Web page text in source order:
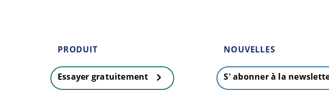
PRODUIT
Essayer gratuitement
NOUVELLES
S' abonner à la